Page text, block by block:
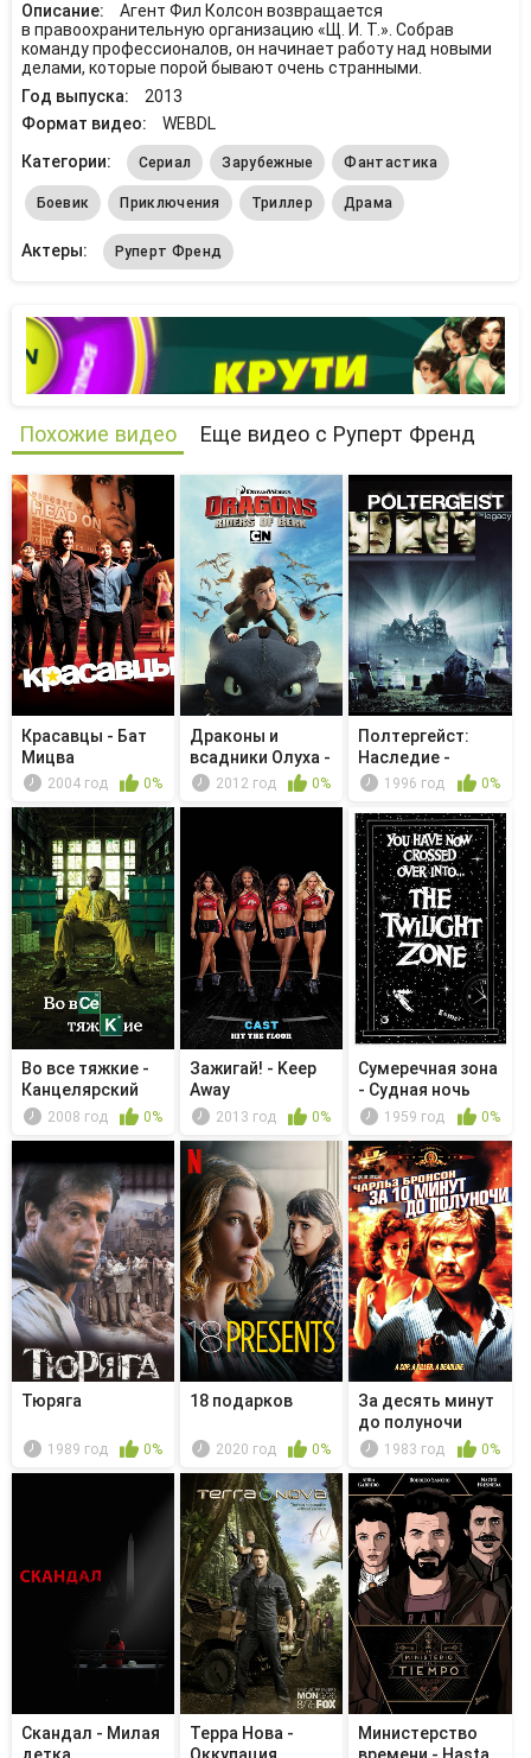
Описание:
Агент Фил Колсон возвращается
в правоохранительную организацию «Щ. И. Т.». Собрав
команду профессионалов, он начинает работу над новыми
делами, которые порой бывают очень странными.
Год выпуска:
2013
Формат видео:
WEBDL
Категории:
Сериал Зарубежные Фантастика
Боевик Приключения Триллер Драма
Актеры: Руперт Френд
Похожие видео Еще видео с Руперт Френд
Красавцы - Бат
Мицва
2004 год 0%
Драконы и
всадники Олуха -
Викинг в п...
2012 год 0%
Полтергейст:
Наследие -
Интернирование
1996 год 0%
Во все тяжкие -
Канцелярский
нож2008 год 0%
Зажигай! - Keep
Away
2013 год 0%
Сумеречная зона
- Судная ночь
1959 год 0%
Тюряга
1989 год 0%
18 подарков
2020 год 0%
За десять минут
до полуночи
1983 год 0%
Скандал - Милая
Терра Нова -
Министерство